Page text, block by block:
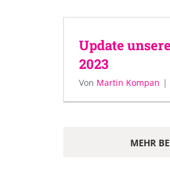
Update
2023
Von Martin Kompan |
MEHR